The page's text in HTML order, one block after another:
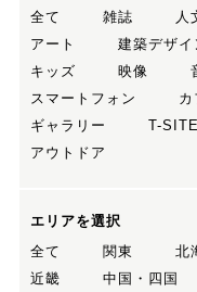
全て
雑誌 人
アート
建築デザイ
キッズ
映像
スマートフォン
カ
ギャラリー
T-SITE
アウトドア
エリアを選択
全て
関東 北
近畿
中国・四国